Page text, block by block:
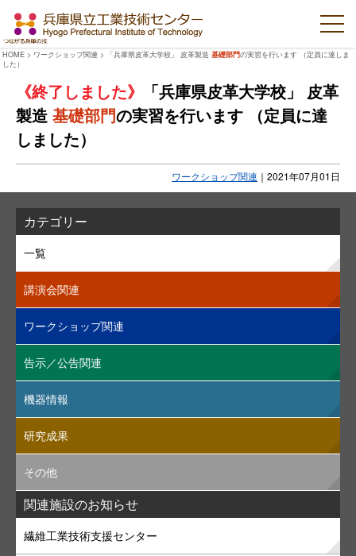
HOME > ワークショップ関連 > 「兵庫県皮革大学校」 皮革製造 基礎部門の実習を行います （定員に達しま
した）
「兵庫県皮革大学校」 皮革
製造基礎部門の実習を行います （定員に達
しました）
ワークショップ関連 ｜ 2021年07月01日
カテゴリー
一覧
講演会関連
ワークショップ関連
告示／公告関連
機器情報
研究成果
その他
関連施設のお知らせ
繊維工業技術支援センター